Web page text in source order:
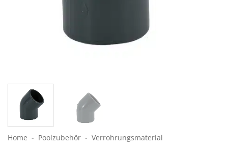
Home - Poolzubehör - Verrohrungs­material